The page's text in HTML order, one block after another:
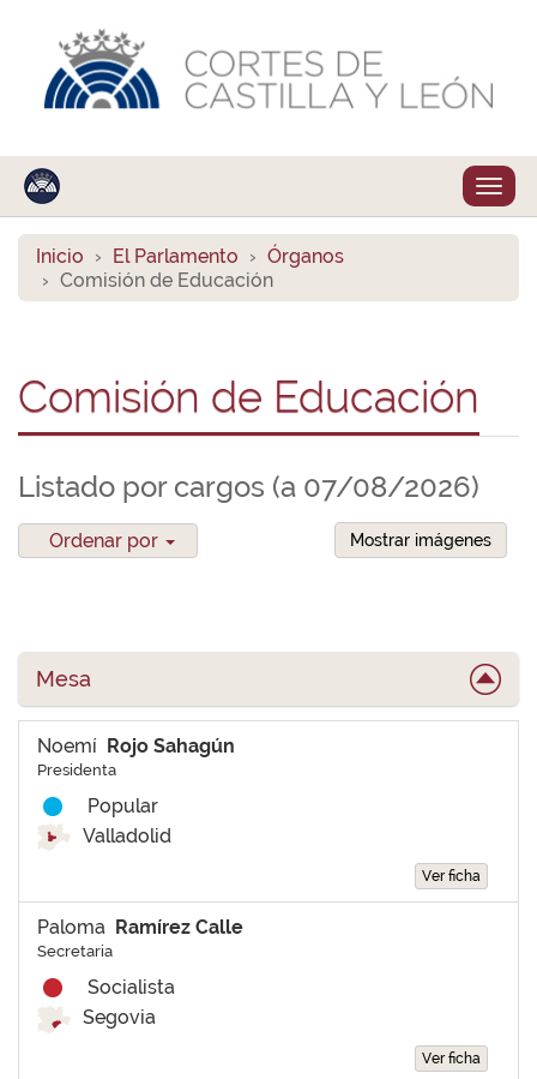
Inicio El Parlamento
Órganos
Comisión de Educación
Comisión de Educación
Listado por cargos (a 07/08/2026)
Ordenar por Mostrar imágenes
Mesa
Noemí Rojo Sahagún
Presidenta
Popular
Valladolid
Ver ficha
Paloma Ramírez Calle
Secretaria
Socialista
Segovia
Ver ficha